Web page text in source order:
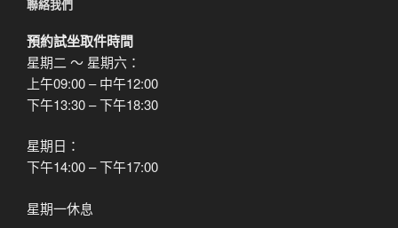
聯絡我們
預約試坐取件時間
星期二 ～ 星期六：
上午09:00 – 中午12:00
下午13:30 – 下午18:30
星期日：
下午14:00 – 下午17:00
星期一休息